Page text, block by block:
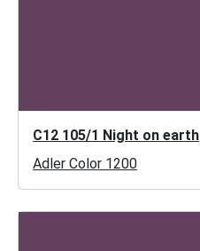
C12 105/1 Night on earth
Adler Color 1200